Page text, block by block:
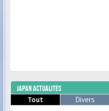
JAPAN ACTUALITES
Tout
Divers